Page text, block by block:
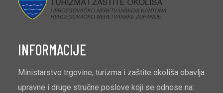
INFORMACIJE
Ministarstvo trgovine, turizma i zaštite okoliša obavlja
upravne i druge stručne poslove koji se odnose na: